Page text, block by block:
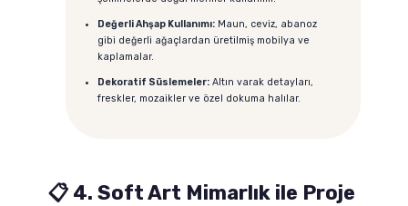
Değerli Ahşap Kullanımı: Maun, ceviz, abanoz
gibi değerli ağaçlardan üretilmiş mobilya ve
kaplamalar.
Dekoratif Süslemeler: Altın varak detayları,
freskler, mozaikler ve özel dokuma halılar.
📋 4. Soft Art Mimarlık ile Proje